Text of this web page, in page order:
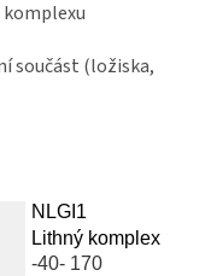
součást (ložiska,
NLGI1
Lithný komplex
-40- 170